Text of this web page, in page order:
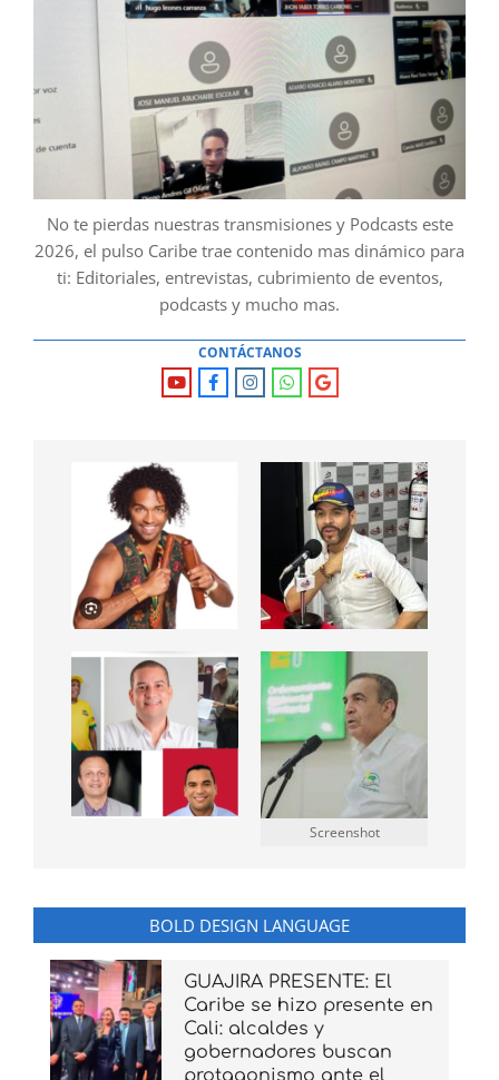
No te pierdas nuestras transmisiones y Podcasts este
2026, el pulso Caribe trae contenido mas dinámico para
ti: Editoriales, entrevistas, cubrimiento de eventos,
podcasts y mucho mas.
CONTÁCTANOS
Screenshot
BOLD DESIGN LANGUAGE
GUAJIRA PRESENTE: El
Caribe se hizo presente en
Cali: alcaldes y
gobernadores buscan
protagonismo ante el